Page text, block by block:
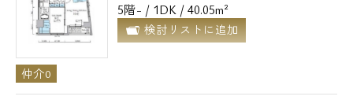
5階- / 1DK / 40.05m²
検討リストに追加
仲介0